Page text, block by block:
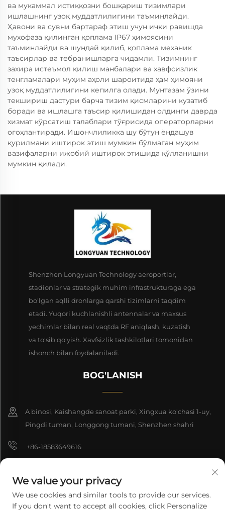
ва мукаммал истиққозни бошқариш тизимлари
ишлашнинг узоқ муддатлилигини таъминлайди.
Ҳавони ва сувни бартараф этиш учун ички равишда
мухофаза қилинган қоплама IP67 ҳимоясини
таъминлайди ва шундай қилиб, қоплама механик
таъсирлар ва тебранишларга чидамли. Тизимнинг
захира истеъмол қилиш манбалари ва хавфсизлик
тенгламалари муҳим аҳоли шароитида ҳам ҳимояни
узоқ муддатлилигини кепилга олади. Мунтазам ўзини
текшириш дастури барча тизим қисмларини кузатиб
боради ва ишлашга таъсир қилишидан олдинги даврда
хизмат кўрсатиш талаблари тўғрисида операторларни
огоҳлантиради. Ишончлиликка шу бўтун ёндашув
қурилмани иштирок этиш мумкин бўлмаган муҳим
вазифаларни ижобий иштирок этишида қўлланишни
мумкин қилади.
Shenzhen Longyuan Technology aeroportlar,
stadionlar va strategik muhim infrastrukturaga ega
bo'lgan aqlli dronlarga qarshi tizimlarni taqdim
etadi. Yuqori kuchlanishli antennalar va maxsus
yechimlar bilan real vaqtda RF aniqlash, kuzatish
va to'sib qo'yish. Xavfsizlik tashkilotlari tomonidan
ishonch bilan foydalaniladi.
BOG'LANISH
A binosi, Kaishangde sanoat parki, Xingxua ko'chasi 1-uy,
Pingdi tuman, Longgong tumani, Shenzhen shahri
+86-18583649616
8618165761396
We value your privacy
We use cookies and similar tools to provide our services.
If you don't want to accept all cookies, click Personalize